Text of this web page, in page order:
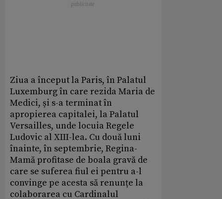
Ziua a început la Paris, în Palatul
Luxemburg în care rezida Maria de
Medici, și s-a terminat în
apropierea capitalei, la Palatul
Versailles, unde locuia Regele
Ludovic al XIII-lea. Cu două luni
înainte, în septembrie, Regina-
Mamă profitase de boala gravă de
care se suferea fiul ei pentru a-l
convinge pe acesta să renunțe la
colaborarea cu Cardinalul